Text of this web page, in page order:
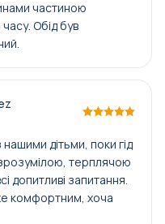
частиною
Обід був
дітьми, поки гід
терплячою
допитливі запитання.
комфортним, хоча